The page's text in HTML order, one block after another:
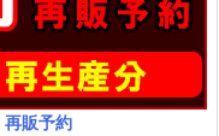
再販予約